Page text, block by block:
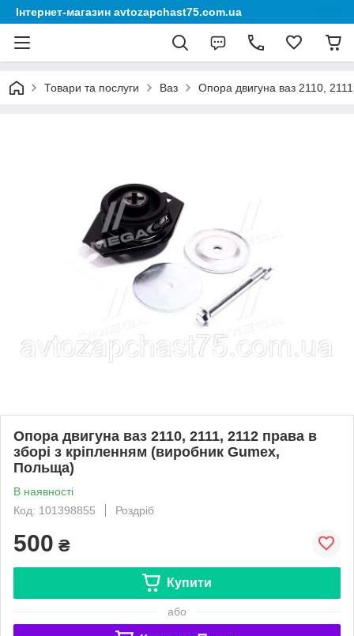
Інтернет-магазин avtozapchast75.com.ua
Товари та послуги Ваз Опора двигуна ваз 2110,
Опора двигуна ваз 2110, 2111, 2112 права в
зборі з кріпленням (виробник Gumex,
Польща)
В наявності
Код: 101398855
Роздріб
500 ₴
Купити
або